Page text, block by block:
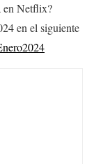
en Netflix?
en el siguiente